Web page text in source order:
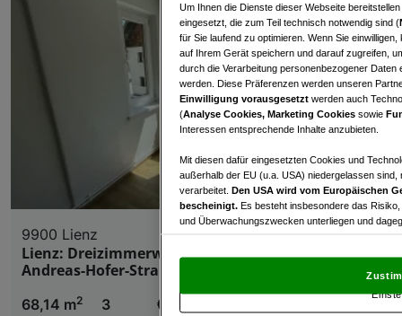
9900 Lienz
Lienz: Dreizimmerwohnung mit Balkon in der
Andreas-Hofer-Straße (20/4)
68,14 m2
3 € 110.000,00
Um Ihnen die Dienste dieser Webseite
eingesetzt, die zum Teil technisch notwendig sind (
für Sie laufend zu optimieren. Wenn Sie
auf Ihrem Gerät speichern und darauf zugreifen,
durch die Verarbeitung personenbezogener
werden. Diese Präferenzen werden unseren
Einwilligung vorausgesetzt werden auch
(Analyse Cookies, Marketing Cookies sowie
Interessen entsprechende Inhalte anzubieten.
Mit diesen dafür eingesetzten Cookies und
außerhalb der EU (u.a. USA) niedergelassen
verarbeitet. Den USA wird vom Europäischen
bescheinigt. Es besteht insbesondere das
und Überwachungszwecken unterliegen und
und Widerspruch gegen die Verarbeitung auf der
„Cookie Einstellungen“, die sich auf jeder Seite